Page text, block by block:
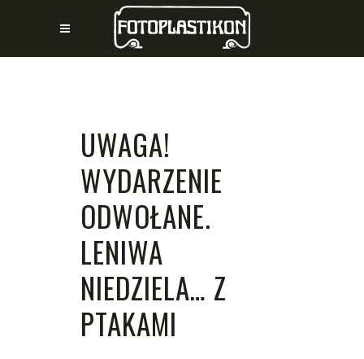
UWAGA!
WYDARZENIE
ODWOŁANE.
LENIWA
NIEDZIELA… Z
PTAKAMI